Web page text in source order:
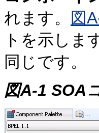
れます。
図
トを示しま
同じです。
図A-1 SOA